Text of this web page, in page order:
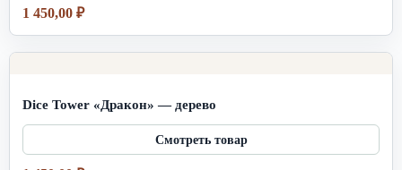
1 450,00 ₽
Dice Tower «Дракон» — дерево